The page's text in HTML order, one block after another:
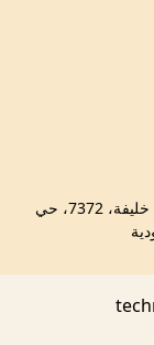
RFMB3029، 3029 الشيخ عيسى بن سلمان ال خليفة، 7372، حي